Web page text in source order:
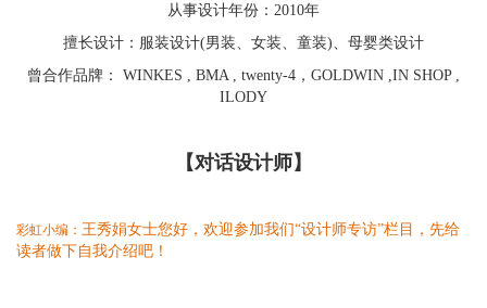
从事设计年份：2010年
擅长设计：服装设计(男装、女装、童装)、母婴类设计
曾合作品牌： WINKES , BMA , twenty-4，GOLDWIN ,IN SHOP ,
ILODY
【对话设计师】
彩虹小编： 王秀娟女士您好，欢迎参加我们“设计师专访”栏目，先给
读者做下自我介绍吧！